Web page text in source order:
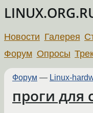
Новости Галерея
Форум Опросы
Форум — Linux-
проги для